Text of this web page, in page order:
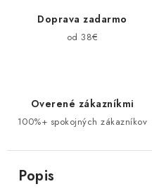
Doprava zadarmo
od 38€
Overené zákazníkmi
100%+ spokojných zákazníkov
Popis